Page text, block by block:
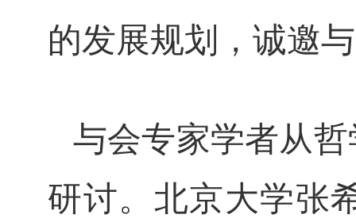
的发展规划，诚邀
与会专家学者从
研讨。北京大学张